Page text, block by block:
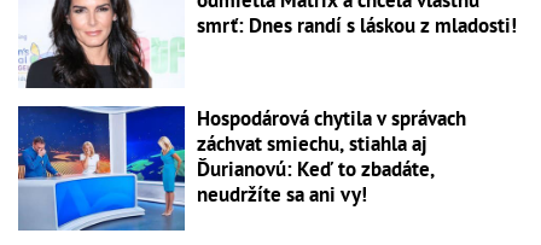
smrť: Dnes randí s láskou z mladosti!
Hospodárová chytila v správach
záchvat smiechu, stiahla aj
Ďurianovú: Keď to zbadáte,
neudržíte sa ani vy!